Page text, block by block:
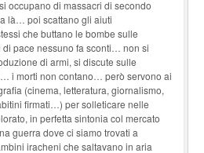
occupano di massacri di secondo
là… poi scattano gli aiuti
che buttano le bombe sulle
pace nessuno fa sconti… non si
di armi, si discute sulle
i morti non contano… però servono ai
(cinema, letteratura, giornalismo,
firmati…) per solleticare nelle
in perfetta sintonia col mercato
guerra dove ci siamo trovati a
iracheni che saltavano in aria